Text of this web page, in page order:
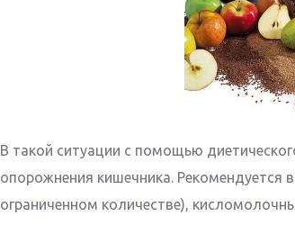
В такой ситуации с помощью
опорожнения кишечника. Рекомендуется
ограниченном количестве),